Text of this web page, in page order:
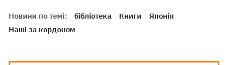
Новини по темі: бібліотека Книги
Японія
Наші за кордоном